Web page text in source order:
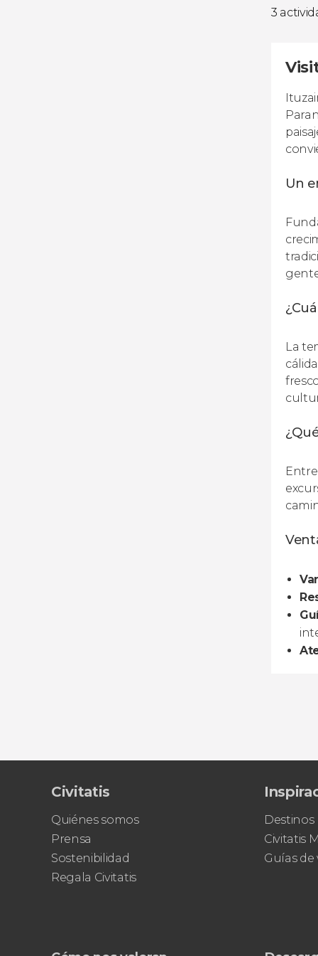
3
Un
La
Civitatis
Quiénes somos
Prensa
Sostenibilidad
Regala Civitatis
Destinos
Civitatis
Guías de